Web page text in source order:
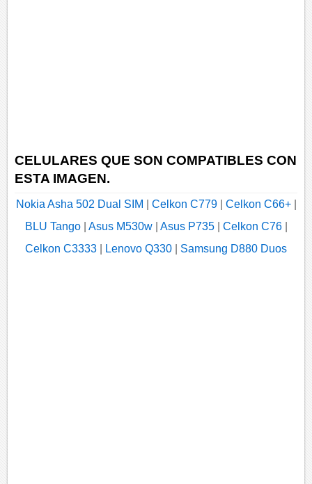
CELULARES QUE SON COMPATIBLES CON
ESTA IMAGEN.
Nokia Asha 502 Dual SIM Celkon C779| Celkon C66+|
BLU Tango| Asus M530w| Asus P735| Celkon C76|
Celkon C3333
Lenovo Q330 Samsung D880 Duos